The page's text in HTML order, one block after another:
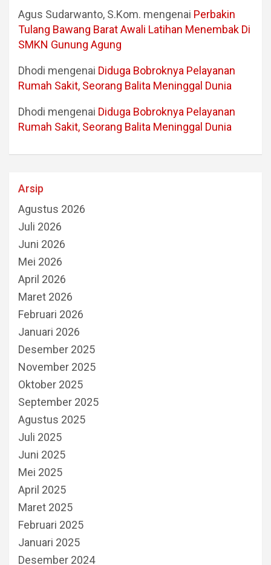
Agus Sudarwanto, S.Kom. mengenai Perbakin
Tulang Bawang Barat Awali Latihan Menembak Di
SMKN Gunung Agung
Dhodi mengenai Diduga Bobroknya Pelayanan
Rumah Sakit, Seorang Balita Meninggal Dunia
Dhodi mengenai Diduga Bobroknya Pelayanan
Rumah Sakit, Seorang Balita Meninggal Dunia
Arsip
Agustus 2026
Juli 2026
Juni 2026
Mei 2026
April 2026
Maret 2026
Februari 2026
Januari 2026
Desember 2025
November 2025
Oktober 2025
September 2025
Agustus 2025
Juli 2025
Juni 2025
Mei 2025
April 2025
Maret 2025
Februari 2025
Januari 2025
Desember 2024